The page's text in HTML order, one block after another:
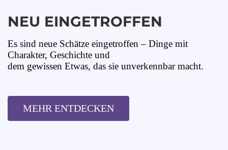
NEU EINGETROFFEN
Es sind neue Schätze eingetroffen – Dinge mit
Charakter, Geschichte und
dem gewissen Etwas, das sie unverkennbar macht.
MEHR ENTDECKEN